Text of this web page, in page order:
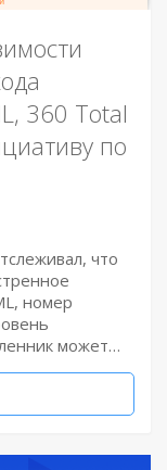
360 Total
по
что
номер
может…